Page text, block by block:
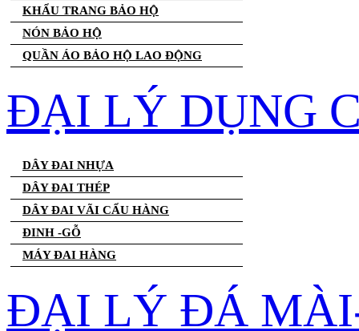
KHẨU TRANG BẢO HỘ
NÓN BẢO HỘ
QUẦN ÁO BẢO HỘ LAO ĐỘNG
ĐẠI LÝ DỤNG
DÂY ĐAI NHỰA
DÂY ĐAI THÉP
DÂY ĐAI VÃI CẨU HÀNG
ĐINH -GỖ
MÁY ĐAI HÀNG
ĐẠI LÝ ĐÁ